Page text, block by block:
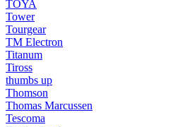
TOYA
Tower
Tourgear
TM Electron
Titanum
Tiross
thumbs up
Thomson
Thomas Marcussen
Tescoma